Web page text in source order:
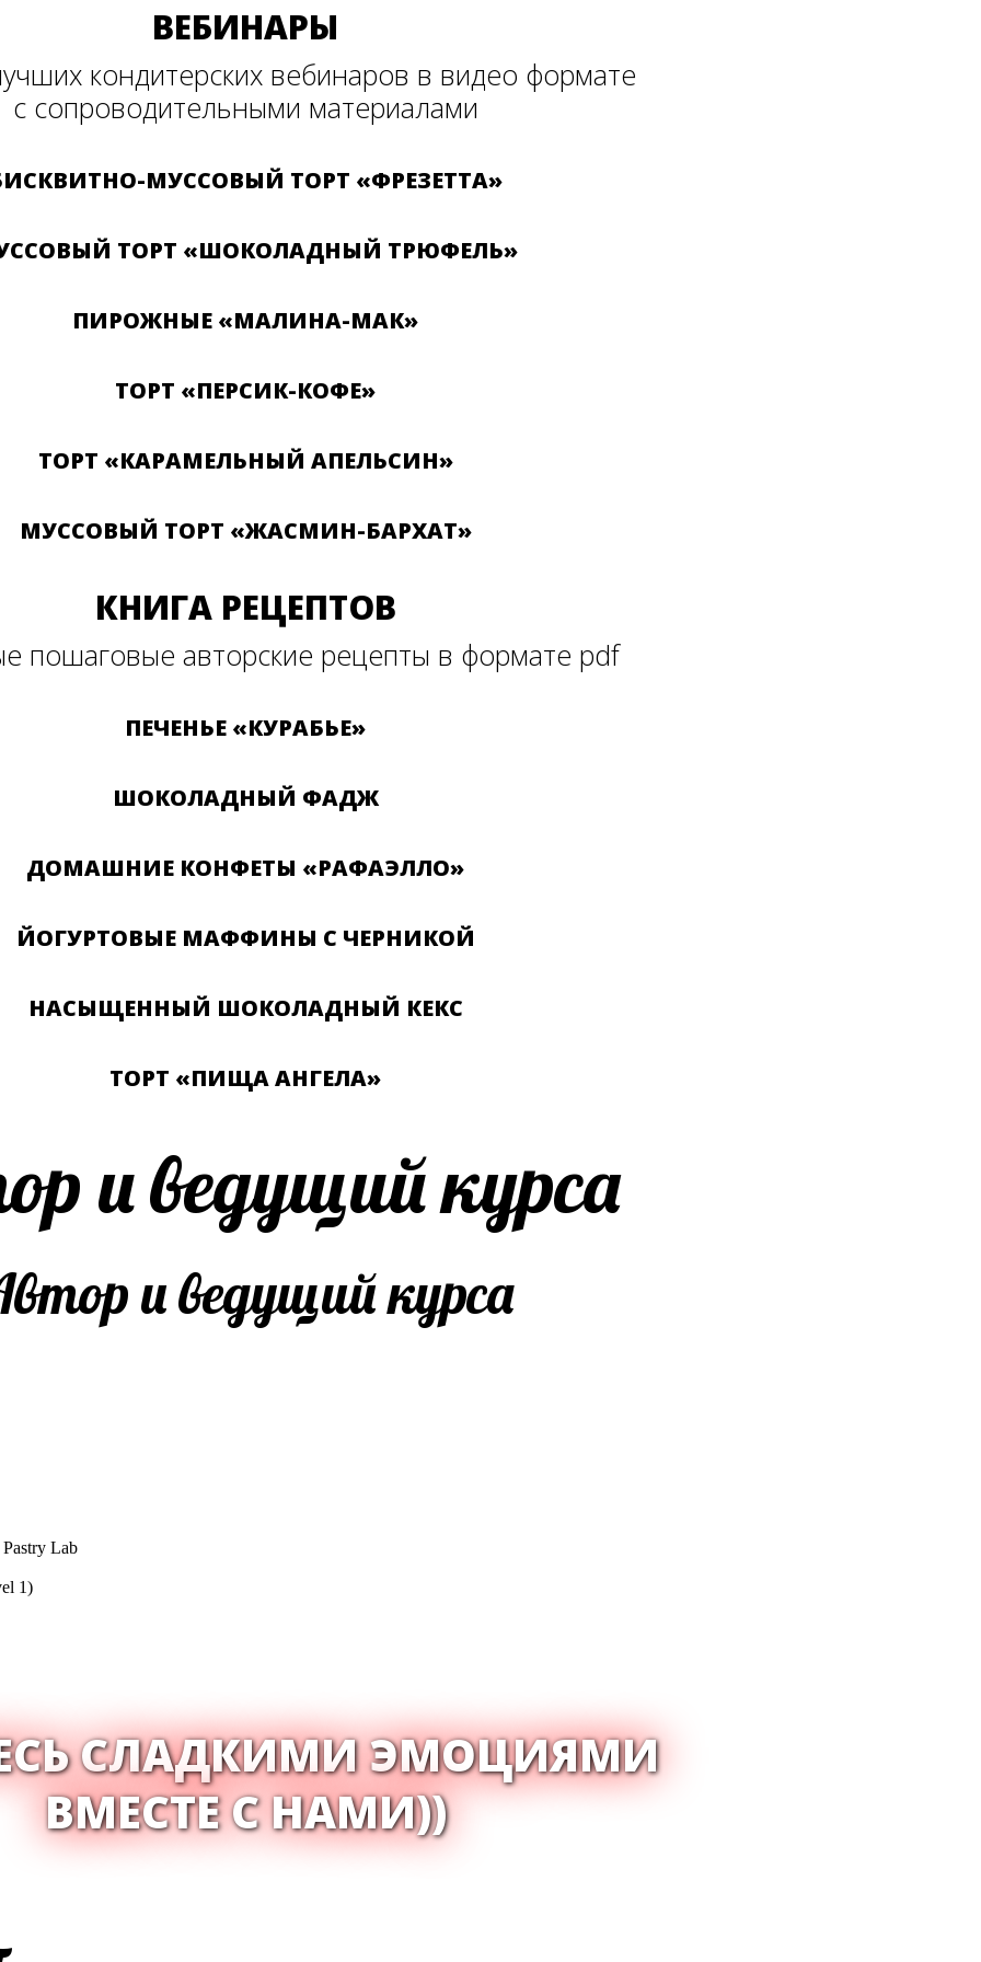
ВЕБИНАРЫ
кондитерских вебинаров в видео формате
с сопроводительными материалами
МУССОВЫЙ ТОРТ «ФРЕЗЕТТА»
ТОРТ «ШОКОЛАДНЫЙ ТРЮФЕЛЬ»
ПИРОЖНЫЕ «МАЛИНА-МАК»
ТОРТ «ПЕРСИК-КОФЕ»
ТОРТ «КАРАМЕЛЬНЫЙ АПЕЛЬСИН»
МУССОВЫЙ ТОРТ «ЖАСМИН-БАРХАТ»
КНИГА РЕЦЕПТОВ
пошаговые авторские рецепты в формате pdf
ПЕЧЕНЬЕ «КУРАБЬЕ»
ШОКОЛАДНЫЙ ФАДЖ
ДОМАШНИЕ КОНФЕТЫ «РАФАЭЛЛО»
ЙОГУРТОВЫЕ МАФФИНЫ С ЧЕРНИКОЙ
НАСЫЩЕННЫЙ ШОКОЛАДНЫЙ КЕКС
ТОРТ «ПИЩА АНГЕЛА»
и ведущий курса
и ведущий курса
Lab
1)
СЛАДКИМИ ЭМОЦИЯМИ
ВМЕСТЕ С НАМИ))